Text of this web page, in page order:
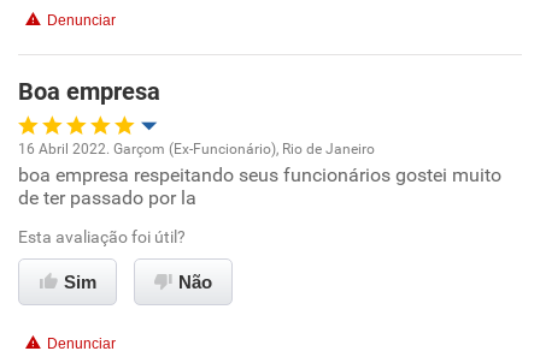
Benefícios
Recomenda esta empresa
Recomenda a diretoria
Denunciar
Boa empresa
Oportunidade de promoção
Ambiente de trabalho
Conciliação com a vida familiar
16 Abril 2022. Garçom (Ex-Funcionário), Rio de Janeiro
boa empresa respeitando seus funcionários gostei muito
de ter passado por la
Esta avaliação foi útil?
Sim Não
Denunciar